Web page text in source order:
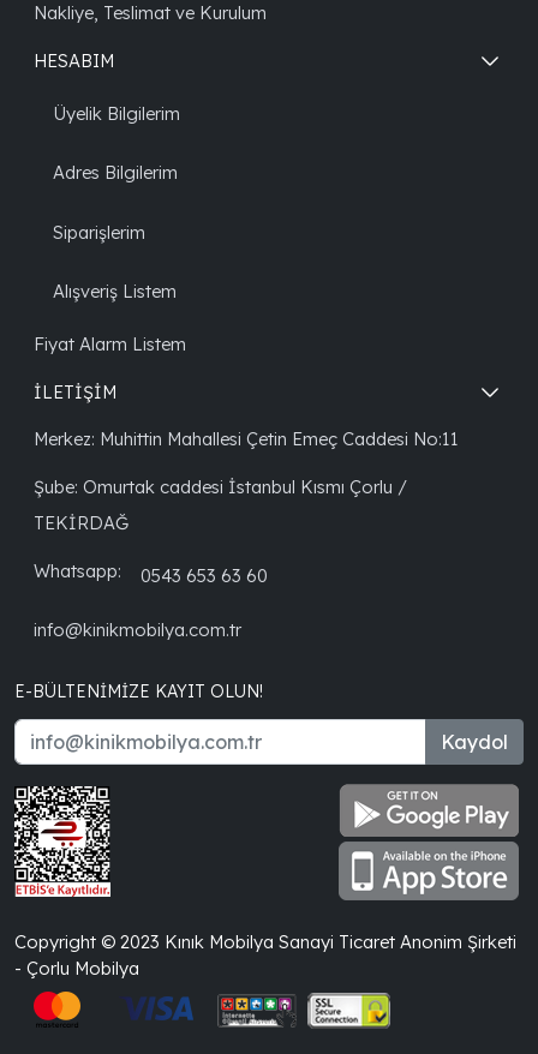
Nakliye, Teslimat ve Kurulum
HESABIM
Üyelik Bilgilerim
Adres Bilgilerim
Siparişlerim
Alışveriş Listem
Fiyat Alarm Listem
İLETİŞİM
Merkez: Muhittin Mahallesi Çetin Emeç Caddesi No:11
Şube: Omurtak caddesi İstanbul Kısmı Çorlu /
TEKİRDAĞ
Whatsapp: 0543 653 63 60
info@kinikmobilya.com.tr
E-BÜLTENIMIZE KAYIT OLUN!
Kaydol
Copyright © 2023 Kınık Mobilya Sanayi Ticaret Anonim Şirketi
- Çorlu Mobilya